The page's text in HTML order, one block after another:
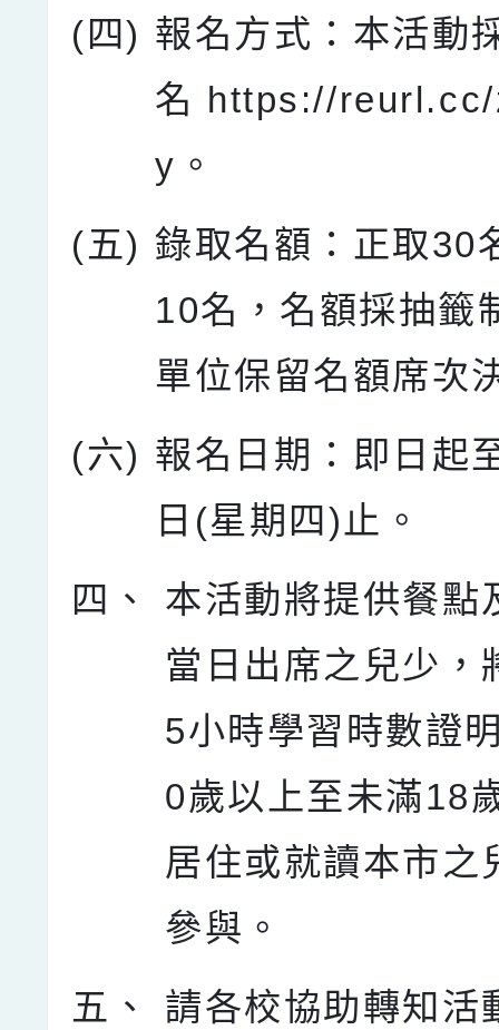
(四) 報名方式：本活動
名 https://
y。
(五) 錄取名額：正取30
10名，名額採抽籤
單位保留名額席次
(六) 報名日期：即日起
日(星期四)止。
四、
本活動將提供餐點
當日出席之兒少，
5小時學習時數證
0歲以上至未滿18
居住或就讀本市之
參與。
五、
請各校協助轉知活